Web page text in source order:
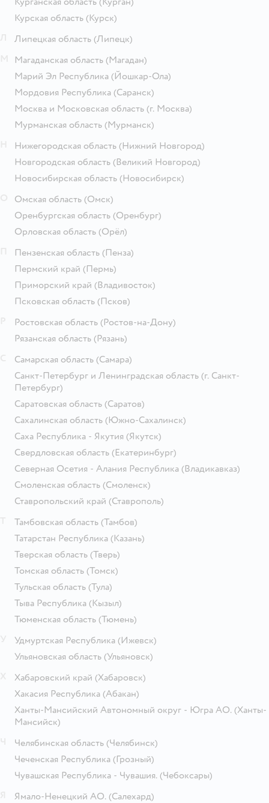
Курская область (Курск)
Липецкая область (Липецк)
Магаданская область (Магадан)
Марий Эл Республика (Йошкар-Ола)
Мордовия Республика (Саранск)
Москва и Московская область (г. Москва)
Мурманская область (Мурманск)
Нижегородская область (Нижний Новгород)
Новгородская область (Великий Новгород)
Новосибирская область (Новосибирск)
Омская область (Омск)
Оренбургская область (Оренбург)
Орловская область (Орёл)
Пензенская область (Пенза)
Пермский край (Пермь)
Приморский край (Владивосток)
Псковская область (Псков)
Ростовская область (Ростов-на-Дону)
Рязанская область (Рязань)
Самарская область (Самара)
Санкт-Петербург и Ленинградская область (г. Санкт-
Петербург)
Саратовская область (Саратов)
Сахалинская область (Южно-Сахалинск)
Саха Республика - Якутия (Якутск)
Свердловская область (Екатеринбург)
Северная Осетия - Алания Республика (Владикавказ)
Смоленская область (Смоленск)
Ставропольский край (Ставрополь)
Тамбовская область (Тамбов)
Татарстан Республика (Казань)
Тверская область (Тверь)
Томская область (Томск)
Тульская область (Тула)
Тыва Республика (Кызыл)
Тюменская область (Тюмень)
Удмуртская Республика (Ижевск)
Ульяновская область (Ульяновск)
Хабаровский край (Хабаровск)
Хакасия Республика (Абакан)
Ханты-Мансийский Автономный округ - Югра АО. (Ханты-
Мансийск)
Челябинская область (Челябинск)
Чеченская Республика (Грозный)
Чувашская Республика - Чувашия. (Чебоксары)
Ямало-Ненецкий АО. (Салехард)